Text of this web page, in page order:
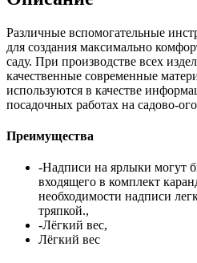
Различные вспомогательные
для создания максимально
саду. При производстве всех
качественные современные
используются в качестве
посадочных работах на садово-
Преимущества
-Надписи на ярлыки могут
входящего в комплект
необходимости надписи
тряпкой.,
-Лёгкий вес,
Лёгкий вес